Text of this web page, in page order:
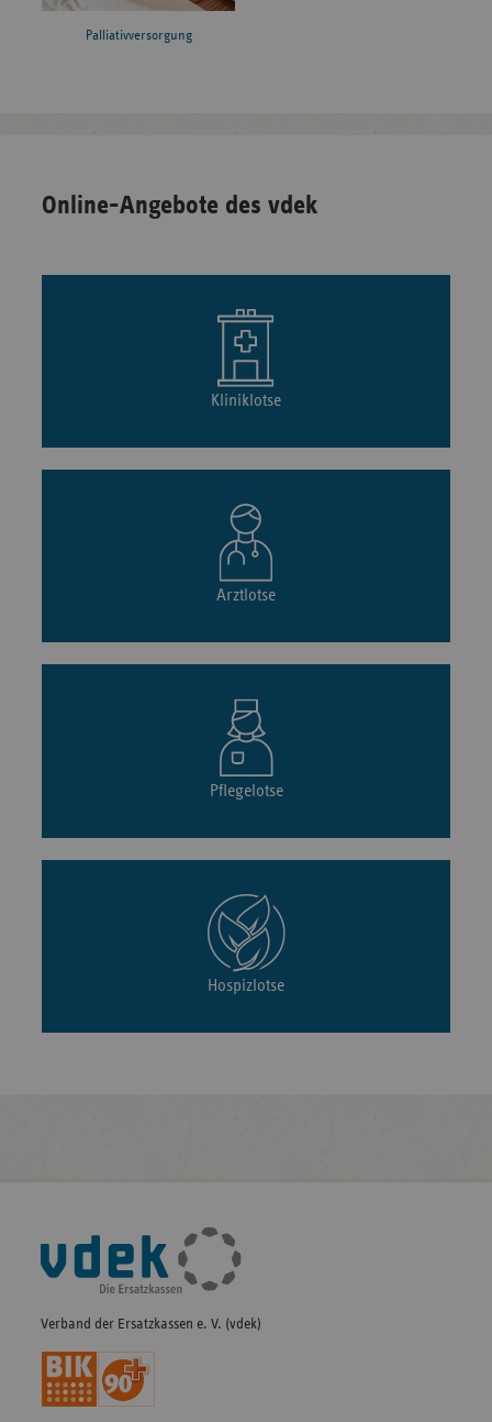
Palliativversorgung
Online-Angebote des vdek
Kliniklotse
Arztlotse
Pflegelotse
Hospizlotse
Fußleisten-
Navigation
Verband der Ersatzkassen e. V. (vdek)